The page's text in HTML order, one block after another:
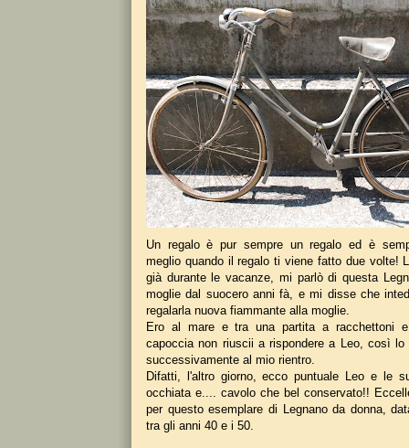
Un regalo è pur sempre un regalo ed è
meglio quando il regalo ti viene fatto due volte!
già durante le vacanze, mi parlò di questa
moglie dal suocero anni fà, e mi disse che
regalarla nuova fiammante alla moglie.
Ero al mare e tra una partita a racchettoni
capoccia non riuscii a rispondere a Leo, così
successivamente al mio rientro.
Difatti, l'altro giorno, ecco puntuale Leo e le
occhiata e.... cavolo che bel conservato!!
per questo esemplare di Legnano da donna,
tra gli anni 40 e i 50.